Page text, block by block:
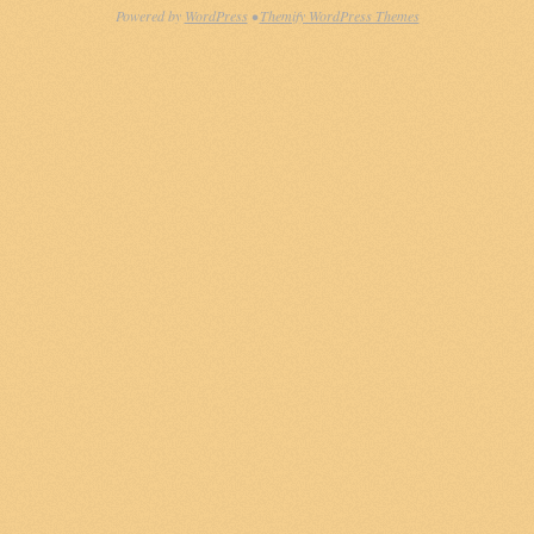
Powered by WordPress•Themify WordPress Themes